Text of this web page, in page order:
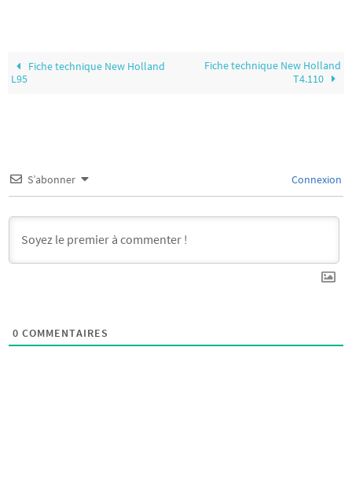
Fiche technique New Holland
L95
Fiche technique New Holland
T4.110
S’abonner Connexion
0 COMMENTAIRES